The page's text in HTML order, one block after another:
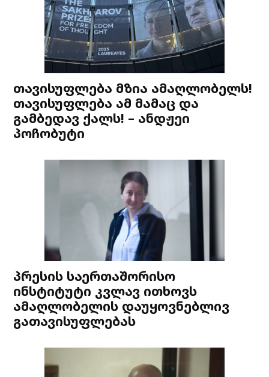
თავისუფლება მზია ამაღლობელს!
თავისუფლება ამ მამაც და
გამბედავ ქალს! – ანდჟეი
პოჩობუტი
პრესის საერთაშორისო
ინსტიტუტი კვლავ ითხოვს
ამაღლობელის დაუყოვნებლივ
გათავისუფლებას